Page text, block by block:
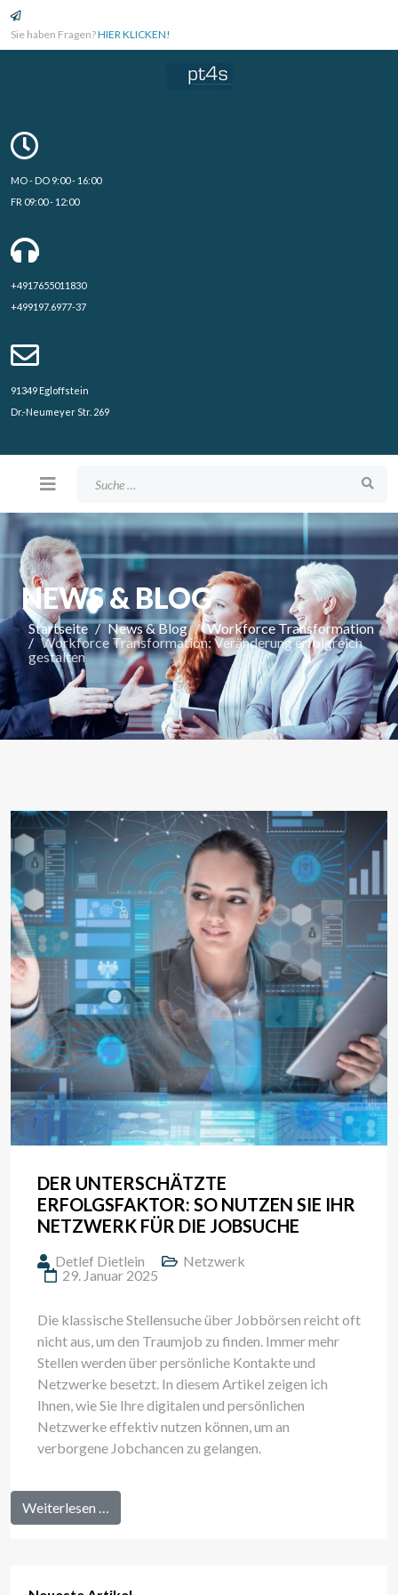
Sie haben Fragen?HIER KLICKEN!
MO - DO 9:00 - 16:00
FR 09:00 - 12:00
+4917655011830
+499197.6977-37
91349 Egloffstein
Dr.-Neumeyer Str. 269
NEWS & BLOG
Startseite News & Blog
Workforce Transformation
Workforce Transformation: Veränderung erfolgreich
gestalten
DER UNTERSCHÄTZTE
ERFOLGSFAKTOR: SO NUTZEN SIE IHR
NETZWERK FÜR DIE JOBSUCHE
Detlef Dietlein
Netzwerk
29. Januar 2025
Die klassische Stellensuche über Jobbörsen reicht oft
nicht aus, um den Traumjob zu finden. Immer mehr
Stellen werden über persönliche Kontakte und
Netzwerke besetzt. In diesem Artikel zeigen ich
Ihnen, wie Sie Ihre digitalen und persönlichen
Netzwerke effektiv nutzen können, um an
verborgene Jobchancen zu gelangen.
Weiterlesen …